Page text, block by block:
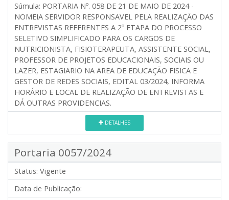
Súmula: PORTARIA Nº. 058 DE 21 DE MAIO DE 2024 -
NOMEIA SERVIDOR RESPONSAVEL PELA REALIZAÇÃO DAS
ENTREVISTAS REFERENTES A 2º ETAPA DO PROCESSO
SELETIVO SIMPLIFICADO PARA OS CARGOS DE
NUTRICIONISTA, FISIOTERAPEUTA, ASSISTENTE SOCIAL,
PROFESSOR DE PROJETOS EDUCACIONAIS, SOCIAIS OU
LAZER, ESTAGIARIO NA AREA DE EDUCAÇÃO FISICA E
GESTOR DE REDES SOCIAIS, EDITAL 03/2024, INFORMA
HORÁRIO E LOCAL DE REALIZAÇÃO DE ENTREVISTAS E
DÁ OUTRAS PROVIDENCIAS.
DETALHES
Portaria 0057/2024
Status: Vigente
Data de Publicação: